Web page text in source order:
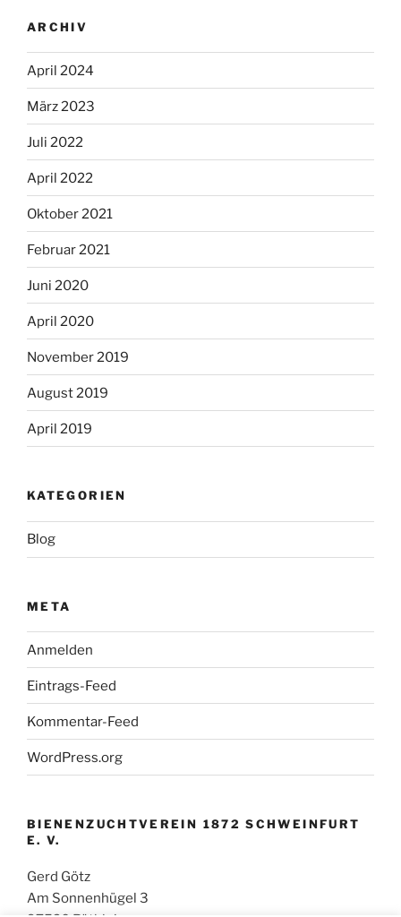
ARCHIV
April 2024
März 2023
Juli 2022
April 2022
Oktober 2021
Februar 2021
Juni 2020
April 2020
November 2019
August 2019
April 2019
KATEGORIEN
Blog
META
Anmelden
Eintrags-Feed
Kommentar-Feed
WordPress.org
BIENENZUCHTVEREIN 1872 SCHWEINFURT
E. V.
Gerd Götz
Am Sonnenhügel 3